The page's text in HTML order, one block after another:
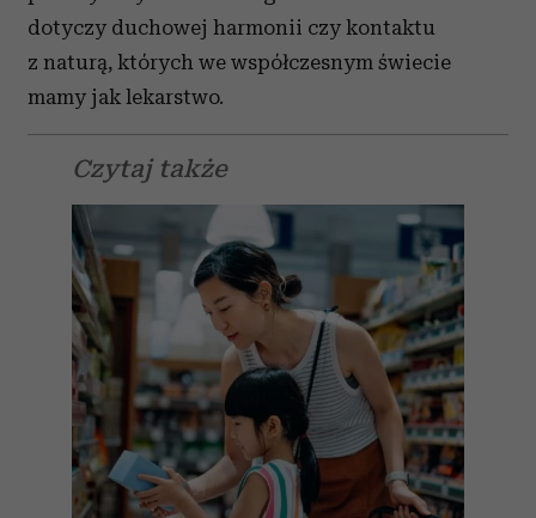
dotyczy duchowej harmonii czy kontaktu
z naturą, których we współczesnym świecie
mamy jak lekarstwo.
Czytaj także